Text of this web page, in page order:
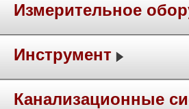
Измерительное
Инструмент
Канализационные